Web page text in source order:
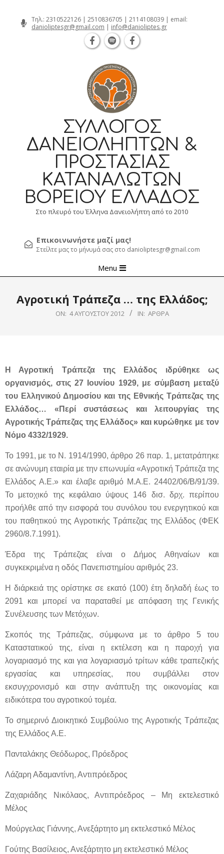
Τηλ.: 2310522126 | 2510836705 | 2114108039 | email:
danioliptesgr@gmail.com | info@danioliptes.gr
ΣΎΛΛΟΓΟΣ
ΔΑΝΕΙΟΛΗΠΤΏΝ &
ΠΡΟΣΤΑΣΊΑΣ
ΚΑΤΑΝΑΛΩΤΏΝ
ΒΟΡΕΊΟΥ ΕΛΛΆΔΟΣ
Στο πλευρό του Έλληνα Δανειολήπτη από το 2010
Επικοινωνήστε μαζί μας!
Στείλτε μας το μήνυμά σας στο danioliptesgr@gmail.com
Navigation
Menu
Αγροτική Τράπεζα … της Ελλάδος;
ON: 4 ΑΥΓΟΎΣΤΟΥ 2012 IN: ΆΡΘΡΑ
Η Αγροτική Τράπεζα της Ελλάδος ιδρύθηκε ως
οργανισμός, στις 27 Ιουνίου 1929, με σύμβαση μεταξύ
του Ελληνικού Δημοσίου και της Εθνικής Τράπεζας της
Ελλάδος… «Περί συστάσεως και λειτουργίας της
Αγροτικής Τράπεζας της Ελλάδος» και κυρώθηκε με τον
Νόμο 4332/1929.
Το 1991, με το Ν. 1914/1990, άρθρο 26 παρ. 1, μετατράπηκε
σε ανώνυμη εταιρία με την επωνυμία «Αγροτική Τράπεζα της
Ελλάδος Α.Ε.» και έλαβε αριθμό Μ.Α.Ε. 24402/06/Β/91/39.
Το μετοχικό της κεφάλαιο ύψους 146 δισ. δρχ. περίπου
προήλθε από την εισφορά του συνόλου του ενεργητικού και
του παθητικού της Αγροτικής Τράπεζας της Ελλάδος (ΦΕΚ
2960/8.7.1991).
Έδρα της Τράπεζας είναι ο Δήμος Αθηναίων και
συγκεκριμένα η οδός Πανεπιστημίου αριθμός 23.
Η διάρκειά της ορίστηκε σε εκατό (100) έτη δηλαδή έως το
2091 και μπορεί να παραταθεί με απόφαση της Γενικής
Συνέλευσης των Μετόχων.
Σκοπός της Τράπεζας, σύμφωνα με το άρθρο 5 του
Καταστατικού της, είναι η εκτέλεση και η παροχή για
λογαριασμό της και για λογαριασμό τρίτων κάθε τραπεζικής
εργασίας και υπηρεσίας, που συμβάλλει στον
εκσυγχρονισμό και στην ανάπτυξη της οικονομίας και
ειδικότερα του αγροτικού τομέα.
Το σημερινό Διοικητικό Συμβούλιο της Αγροτικής Τράπεζας
της Ελλάδος Α.Ε.
Πανταλάκης Θεόδωρος, Πρόεδρος
Λάζαρη Αδαμαντίνη, Αντιπρόεδρος
Ζαχαριάδης Νικόλαος, Αντιπρόεδρος – Μη εκτελεστικό
Μέλος
Μούργελας Γιάννης, Ανεξάρτητο μη εκτελεστικό Μέλος
Γούτης Βασίλειος, Ανεξάρτητο μη εκτελεστικό Μέλος